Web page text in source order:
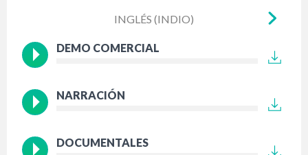
INGLÉS (INDIO)
DEMO COMERCIAL
NARRACIÓN
DOCUMENTALES